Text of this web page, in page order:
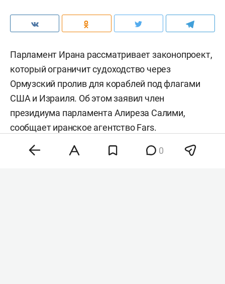
Парламент Ирана рассматривает законопроект,
который ограничит судоходство через
Ормузский пролив для кораблей под флагами
США и Израиля. Об этом заявил член
президиума парламента Алиреза Салими,
сообщает иранское агентствоFars.
0